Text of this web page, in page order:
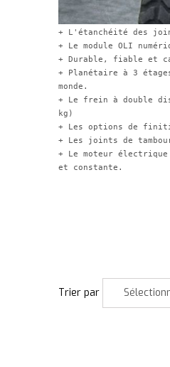
+ L'étanchéité des
+ Le module OLI
+ Durable, fiable et
+ Planétaire à 3
monde.
+ Le frein à double
kg)
+ Les options de
+ Les joints de
+ Le moteur
et constante.
Trier par